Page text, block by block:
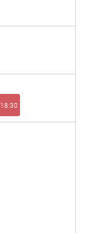
18:30